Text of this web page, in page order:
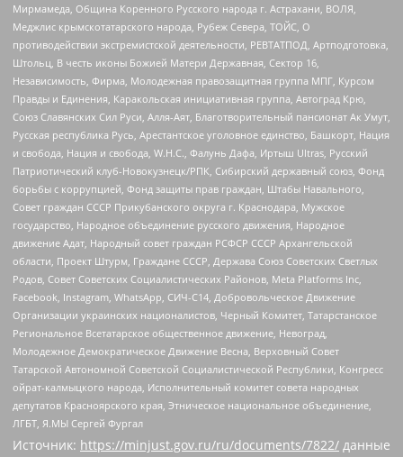
Мирмамеда, Община Коренного Русского народа г. Астрахани, ВОЛЯ,
Меджлис крымскотатарского народа, Рубеж Севера, ТОЙС, О
противодействии экстремистской деятельности, РЕВТАТПОД, Артподготовка,
Штольц, В честь иконы Божией Матери Державная, Сектор 16,
Независимость, Фирма, Молодежная правозащитная группа МПГ, Курсом
Правды и Единения, Каракольская инициативная группа, Автоград Крю,
Союз Славянских Сил Руси, Алля-Аят, Благотворительный пансионат Ак Умут,
Русская республика Русь, Арестантское уголовное единство, Башкорт, Нация
и свобода, Нация и свобода, W.H.С., Фалунь Дафа, Иртыш Ultras, Русский
Патриотический клуб-Новокузнецк/РПК, Сибирский державный союз, Фонд
борьбы с коррупцией, Фонд защиты прав граждан, Штабы Навального,
Совет граждан СССР Прикубанского округа г. Краснодара, Мужское
государство, Народное объединение русского движения, Народное
движение Адат, Народный совет граждан РСФСР СССР Архангельской
области, Проект Штурм, Граждане СССР, Держава Союз Советских Светлых
Родов, Совет Советских Социалистических Районов, Meta Platforms Inc,
Facebook, Instagram, WhatsApp, СИЧ-С14, Добровольческое Движение
Организации украинских националистов, Черный Комитет, Татарстанское
Региональное Всетатарское общественное движение, Невоград,
Молодежное Демократическое Движение Весна, Верховный Совет
Татарской Автономной Советской Социалистической Республики, Конгресс
ойрат-калмыцкого народа, Исполнительный комитет совета народных
депутатов Красноярского края, Этническое национальное объединение,
ЛГБТ, Я.МЫ Сергей Фургал
Источник: https://minjust.gov.ru/ru/documents/7822/ данные